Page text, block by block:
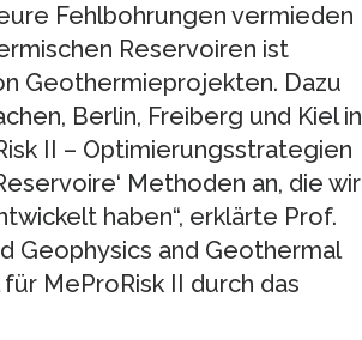
Fehlbohrungen vermieden
Reservoiren ist
Geothermieprojekten. Dazu
Berlin, Freiberg und Kiel in
II – Optimierungsstrategien
Methoden an, die wir
haben“, erklärte Prof.
Geophysics and Geothermal
MeProRisk II durch das